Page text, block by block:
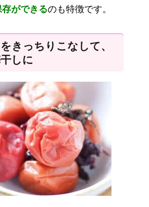
ができるのも特徴です。
きっちりこなして、
しに